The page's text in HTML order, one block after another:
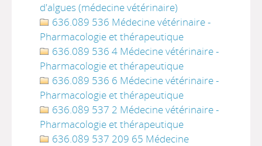
d'algues (médecine vétérinaire)
636.089 536 Médecine vétérinaire -
Pharmacologie et thérapeutique
636.089 536 4 Médecine vétérinaire -
Pharmacologie et thérapeutique
636.089 536 6 Médecine vétérinaire -
Pharmacologie et thérapeutique
636.089 537 2 Médecine vétérinaire -
Pharmacologie et thérapeutique
636.089 537 209 65 Médecine